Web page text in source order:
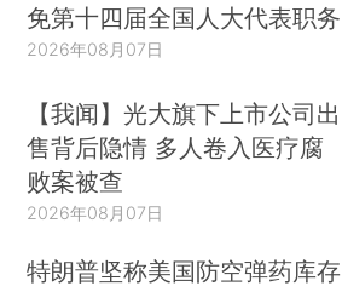
免第十四届全国人大代表职务
2026年08月07日
【我闻】光大旗下上市公司出
售背后隐情 多人卷入医疗腐
败案被查
2026年08月07日
特朗普坚称美国防空弹药库存